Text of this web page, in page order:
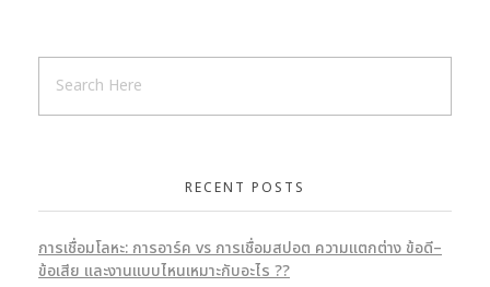
RECENT POSTS
การเชื่อมโลหะ: การอาร์ค vs การเชื่อมสปอต ความแตกต่าง ข้อดี–
ข้อเสีย และงานแบบไหนเหมาะกับอะไร ??